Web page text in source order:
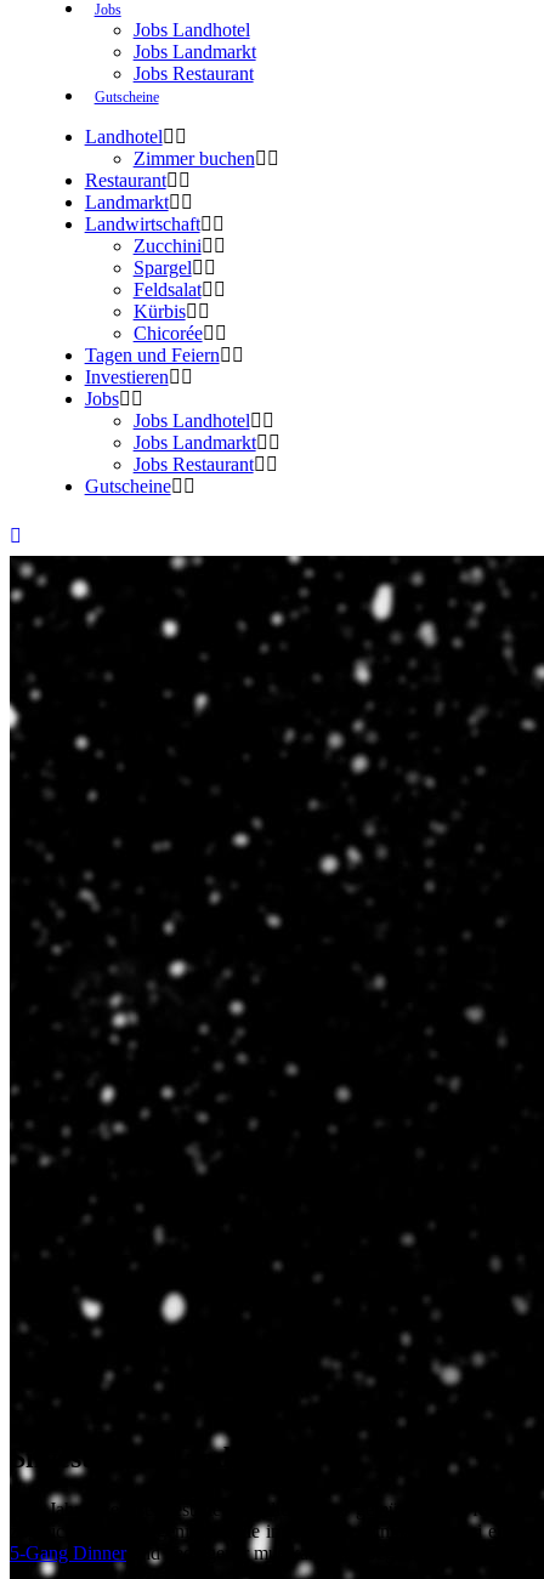
Jobs
Jobs Landhotel
Jobs Landmarkt
Jobs Restaurant
Gutscheine
Landhotel
Zimmer buchen
Restaurant
Landmarkt
Landwirtschaft
Zucchini
Spargel
Feldsalat
Kürbis
Chicorée
Tagen und Feiern
Investieren
Jobs
Jobs Landhotel
Jobs Landmarkt
Jobs Restaurant
Gutscheine
Silvester im Landhotel
Den Jahreswechsel gestaltet Familie Bohrer gemütlich und feierlich
zugleich. Silvester geniessen Sie in festlicher Atmosphäre bei einem
5-Gang Dinnerund gediegener musikalischer Begleitung.